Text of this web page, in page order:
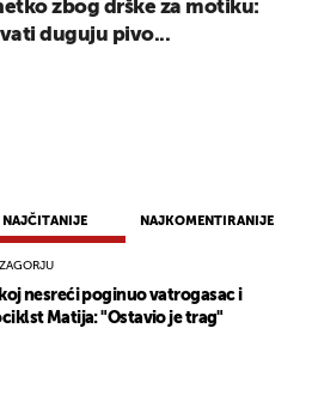
NAJČITANIJE NAJKOMENTIRANIJE
nesreći poginuo vatrogasac i
Matija: "Ostavio je trag"
zbog drške za motiku:
duguju pivo...
NOTIFIKACIJE